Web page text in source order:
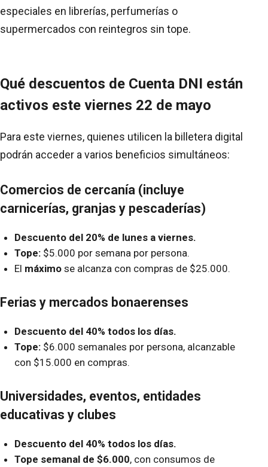
especiales en librerías, perfumerías o
supermercados con reintegros sin tope.
Qué descuentos de Cuenta DNI están
activos este viernes 22 de mayo
Para este viernes, quienes utilicen la billetera digital
podrán acceder a varios beneficios simultáneos:
Comercios de cercanía (incluye
carnicerías, granjas y pescaderías)
Descuento del 20% de lunes a viernes.
Tope: $5.000 por semana por persona.
El máximo se alcanza con compras de $25.000.
Ferias y mercados bonaerenses
Descuento del 40% todos los días.
Tope: $6.000 semanales por persona, alcanzable
con $15.000 en compras.
Universidades, eventos, entidades
educativas y clubes
Descuento del 40% todos los días.
Tope semanal de $6.000, con consumos de